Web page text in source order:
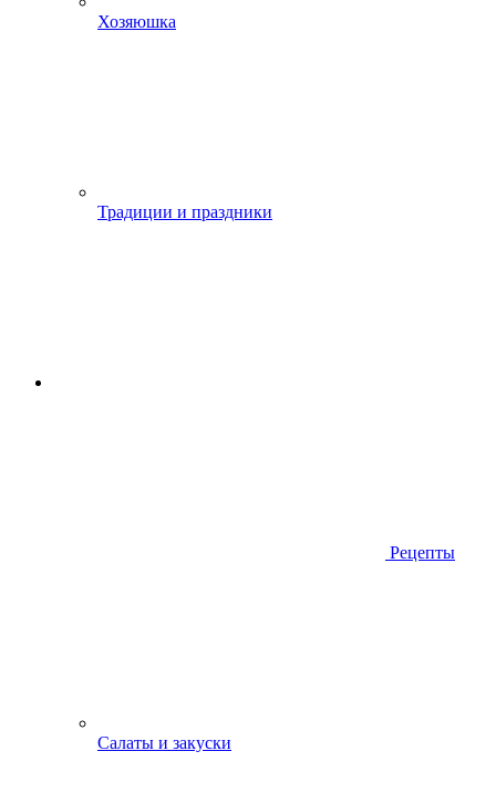
Хозяюшка
Традиции и праздники
Рецепты
Салаты и закуски